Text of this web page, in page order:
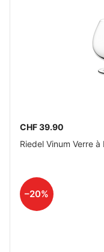
CHF 39.90
Riedel Vinum Verre
–20%